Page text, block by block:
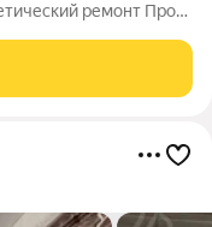
ремонт Про
Про документы: -